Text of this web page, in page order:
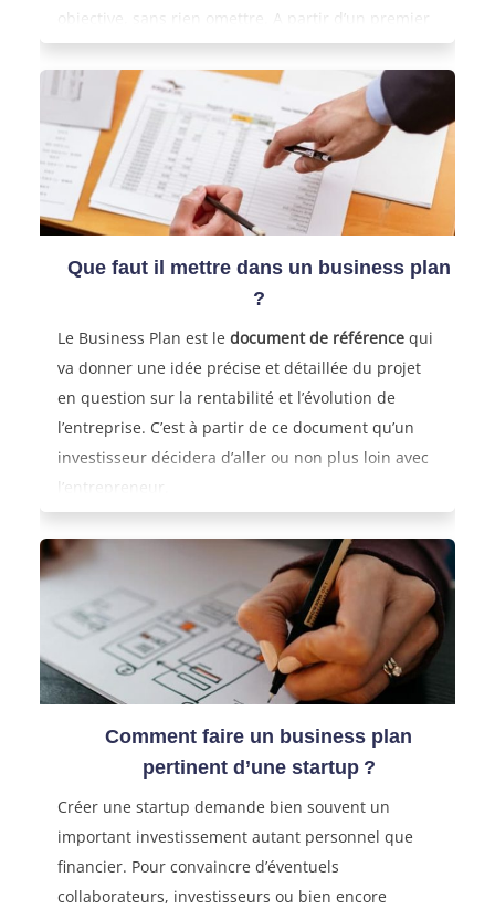
objective, sans rien omettre. A partir d’un premier
jet, le demandeur pourra alors voir quels sont déjà
les points à améliorer. Le Business Plan est donc,
en résumé, une tache ardue mais essentielle.
Pourquoi donc est-ce un document si essentiel ? A
qui s’adresse t’il ?
Que faut il mettre dans un business plan
?
Le Business Plan est le document de référence qui
va donner une idée précise et détaillée du projet
en question sur la rentabilité et l’évolution de
l’entreprise. C’est à partir de ce document qu’un
investisseur décidera d’aller ou non plus loin avec
l’entrepreneur.
C’est donc le squelette du projet : le BP ne doit pas
être simplement un outil de compilation de
chiffres, mais doit davantage correspondre à un
résumé, à une réflexion sur l’évolution du projet en
montrant sa préparation et la capacité du porteur
de projet à relever le défi.
Comment faire un business plan
pertinent d’une startup ?
Créer une startup demande bien souvent un
important investissement autant personnel que
financier. Pour convaincre d’éventuels
collaborateurs, investisseurs ou bien encore